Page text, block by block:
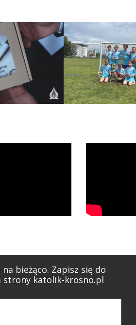
na bieżąco. Zapisz się do
strony katolik-krosno.pl